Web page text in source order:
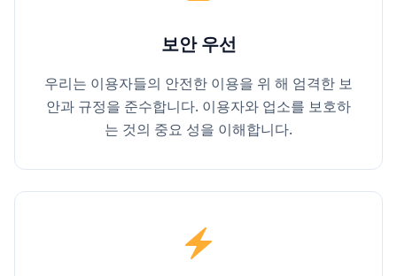
보안 우선
우리는 이용자들의 안전한 이용을 위 해 엄격한 보
안과 규정을 준수합니다. 이용자와 업소를 보호하
는 것의 중요 성을 이해합니다.